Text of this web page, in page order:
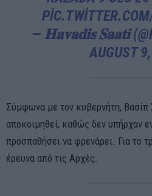
— 𝐇𝐚𝐯𝐚𝐝𝐢𝐬 𝐒𝐚𝐚𝐭𝐢
AUGUST
Σύμφωνα με τον κυβερνήτη, Βασίπ
αποκοιμηθεί, καθώς δεν υπήρχαν
προσπαθήσει να φρενάρει. Για το
έρευνα από τις Αρχές.